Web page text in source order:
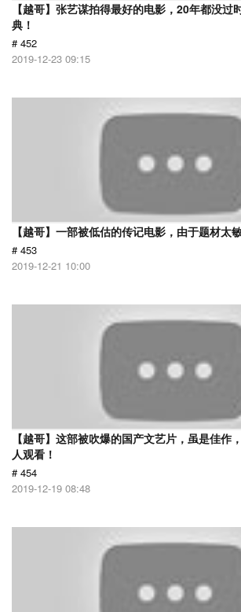
【越哥】张艺谋拍得最好的电影，20年都没过
典！
# 452
2019-12-23 09:15
【越哥】一部被低估的传记电影，由于题材太
# 453
2019-12-21 10:00
【越哥】这部被吹爆的国产文艺片，虽是佳作
人观看！
# 454
2019-12-19 08:48